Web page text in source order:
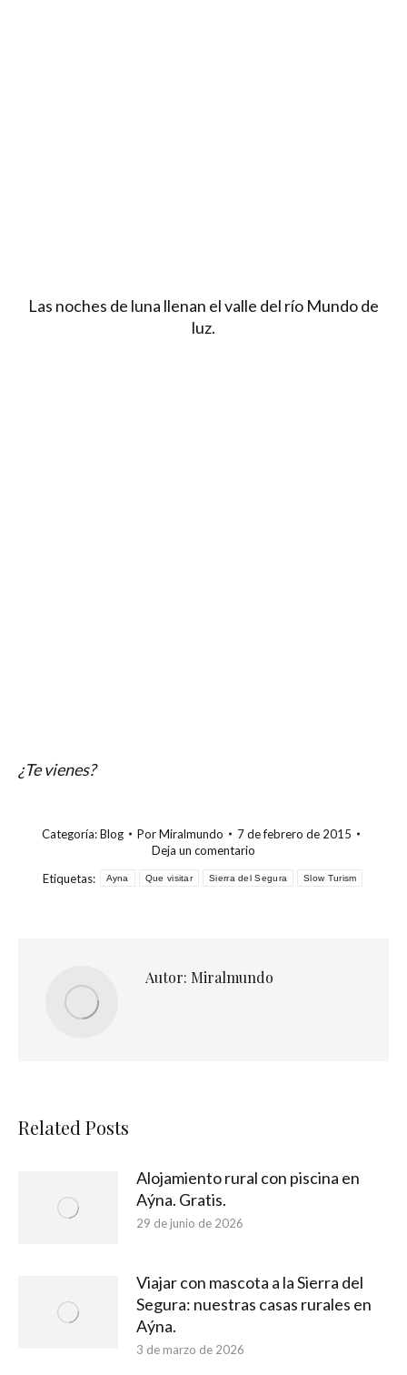
Las noches de luna llenan el valle del río Mundo de
luz.
¿Te vienes?
Categoría:Blog PorMiralmundo
7 de febrero de 2015
Deja un comentario
Etiquetas:
Ayna Que visitar Sierra del Segura Slow Turism
Autor: Miralmundo
Related Posts
Alojamiento rural con piscina en
Aýna. Gratis.
29 de junio de 2026
Viajar con mascota a la Sierra del
Segura: nuestras casas rurales en
Aýna.
3 de marzo de 2026